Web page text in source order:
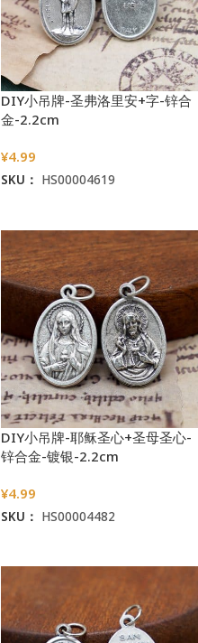
DIY小吊牌-圣弗洛里安+字-锌合
金-2.2cm
¥4.99
SKU： HS00004619
DIY小吊牌-耶稣圣心+圣母圣心-
锌合金-镀银-2.2cm
¥4.99
SKU： HS00004482